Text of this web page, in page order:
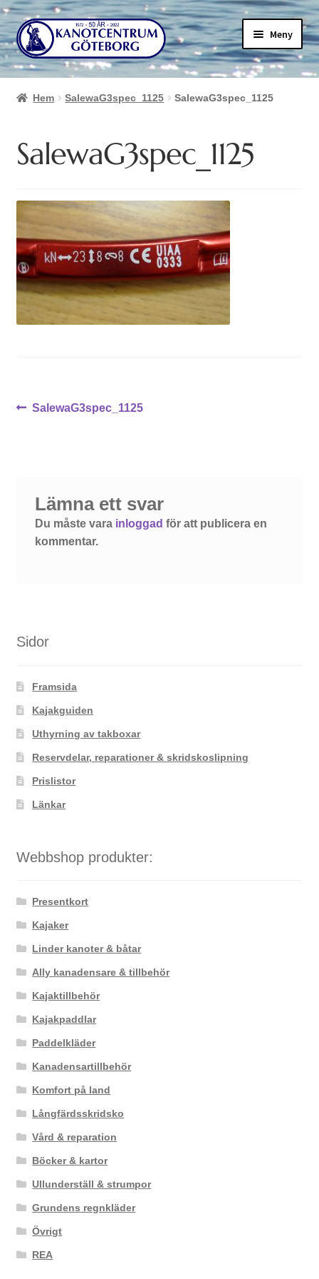
Hoppa
till
navigering
Hoppa
till
innehåll
Meny
Hem SalewaG3spec_1125 SalewaG3spec_1125
SalewaG3spec_1125
Inläggsnavigering
Föregående
SalewaG3spec_1125
Lämna ett svar
Du måste vara inloggad för att publicera en
kommentar.
Sidor
Framsida
Kajakguiden
Uthyrning av takboxar
Reservdelar, reparationer & skridskoslipning
Prislistor
Länkar
Webbshop produkter:
Presentkort
Kajaker
Linder kanoter & båtar
Ally kanadensare & tillbehör
Kajaktillbehör
Kajakpaddlar
Paddelkläder
Kanadensartillbehör
Komfort på land
Långfärdsskridsko
Vård & reparation
Böcker & kartor
Ullunderställ & strumpor
Grundens regnkläder
Övrigt
REA